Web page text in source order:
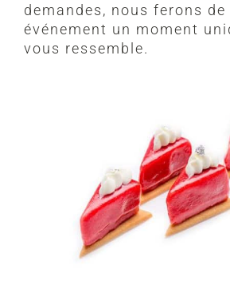
demandes, nous ferons de
événement un moment
vous ressemble.